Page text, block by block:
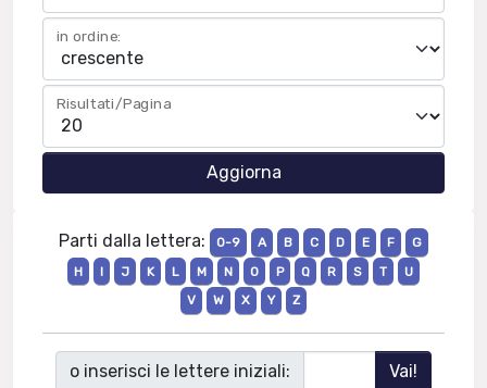
in ordine:
Risultati/Pagina
Parti dalla lettera: 0-9 A B C D E F
G
H
I J K L M N O P Q R S T
U
V
W X Y Z
o inserisci le lettere iniziali: